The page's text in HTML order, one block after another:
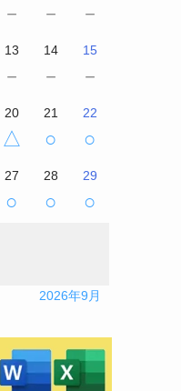
－ － －
13
－
14
－
15
－
20
△
21
○
22
○
27
○
28
○
29
○
2026年9月